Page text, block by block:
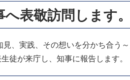
表敬訪問します。
、実践、その想いを分かち合う
徒が来庁し、知事に報告します。